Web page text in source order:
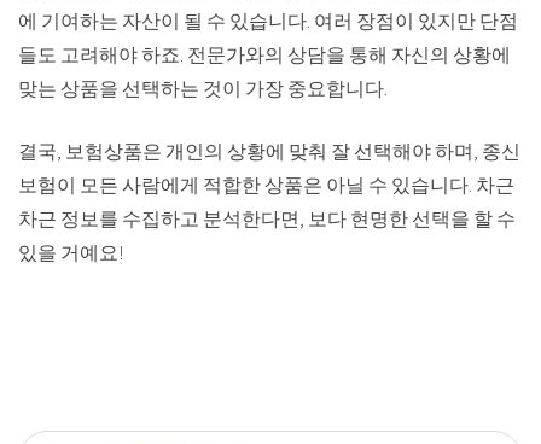
에 기여하는 자산이 될 수 있습니다. 여러 장점이 있지만 단점
들도 고려해야 하죠. 전문가와의 상담을 통해 자신의 상황에
맞는 상품을 선택하는 것이 가장 중요합니다.
결국, 보험상품은 개인의 상황에 맞춰 잘 선택해야 하며, 종신
보험이 모든 사람에게 적합한 상품은 아닐 수 있습니다. 차근
차근 정보를 수집하고 분석한다면, 보다 현명한 선택을 할 수
있을 거예요!